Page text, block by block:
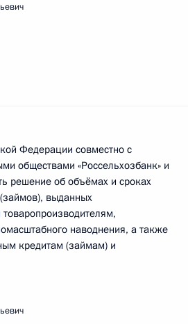
Федерации совместно с
обществами «Россельхозбанк» и
решение об объёмах и сроках
выданных
наводнения, а также
кредитам (займам) и